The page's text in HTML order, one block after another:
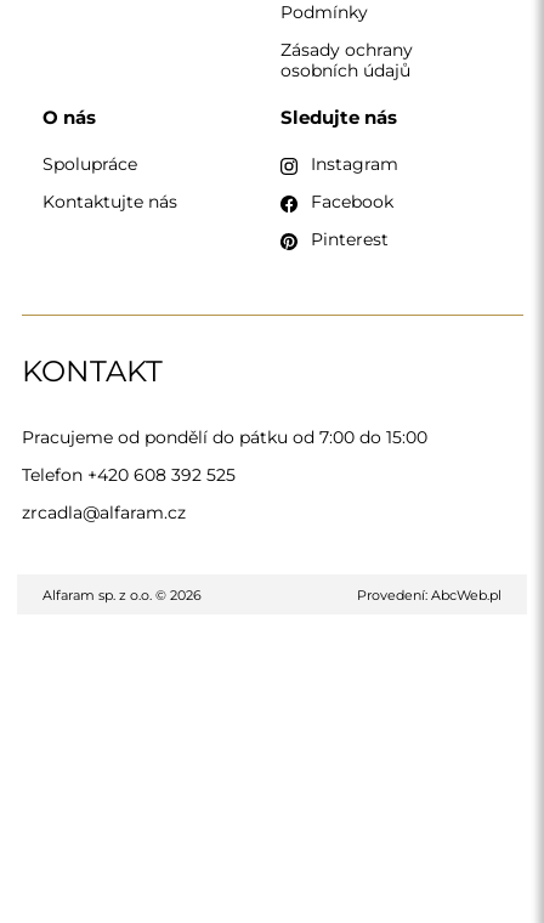
KONTAKT
Pracujeme od pondělí do pátku od 7:00 do 15:00
Telefon +420 608 392 525
zrcadla@alfaram.cz
Podmínky
Zásady ochrany
osobních údajů
O nás
Spolupráce
Kontaktujte nás
Sledujte nás
Instagram
Facebook
Pinterest
Alfaram sp. z o.o. © 2026 Provedení: AbcWeb.pl